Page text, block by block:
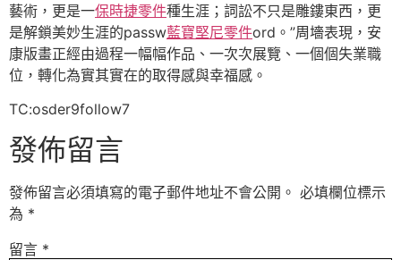
藝術，更是一保時捷零件種生涯；詞訟不只是雕鏤東西，更
是解鎖美妙生涯的passw藍寶堅尼零件ord。”周墻表現，安
康版畫正經由過程一幅幅作品、一次次展覽、一個個失業職
位，轉化為實其實在的取得感與幸福感。
TC:osder9follow7
發佈留言
發佈留言必須填寫的電子郵件地址不會公開。 必填欄位標示
為 *
留言 *